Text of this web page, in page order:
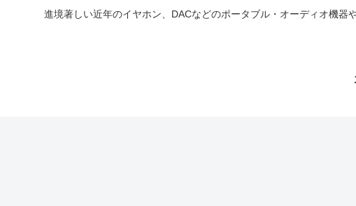
進境著しい近年のイヤホン、DACなどのポータブル・オーディオ機